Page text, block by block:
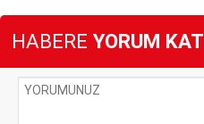
HABERE YORUM KAT